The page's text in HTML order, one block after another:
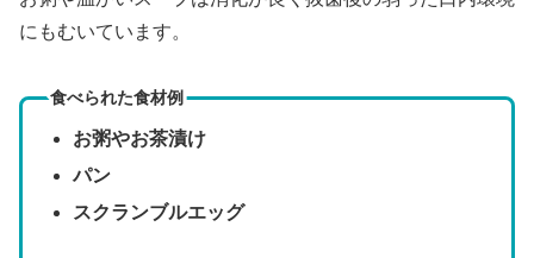
にもむいています。
食べられた食材例
お粥やお茶漬け
パン
スクランブルエッグ